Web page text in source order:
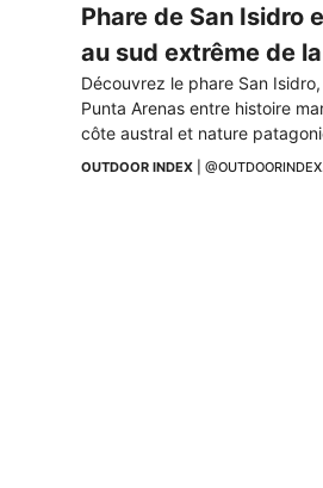
Phare de San Isidro
au sud extrême de
Brunswick
Découvrez le phare San
Punta Arenas entre histoire
côte austral et nature
OUTDOOR INDEX